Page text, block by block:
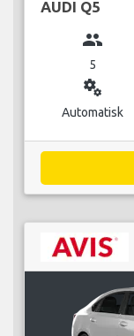
AUDI Q5
group
5
miscellaneous_services
Automatisk